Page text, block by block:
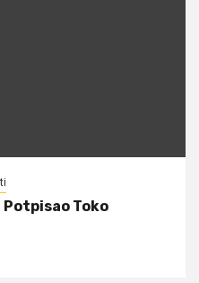
Potpisao Toko